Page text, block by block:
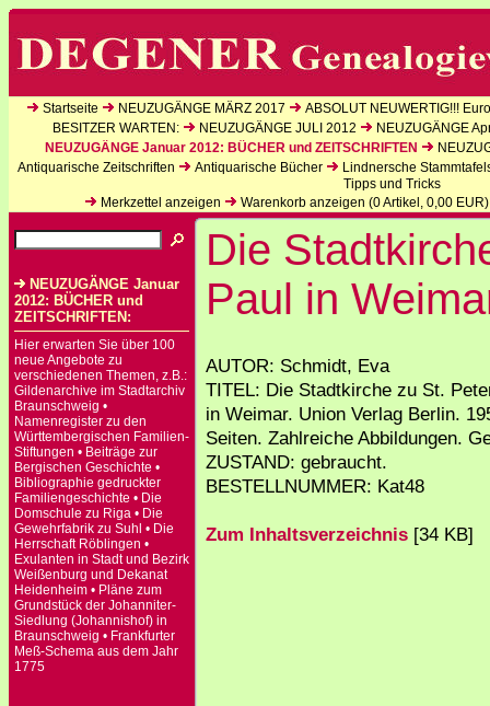
Startseite NEUZUGÄNGE MÄRZ 2017
ABSOLUT NEUWERTIG!!!
BESITZER WARTEN:
NEUZUGÄNGE JULI 2012
NEUZUGÄNGE
NEUZUGÄNGE Januar 2012: BÜCHER und ZEITSCHRIFTEN
Antiquarische Zeitschriften
Antiquarische Bücher
Lindnersche
Tipps und Tricks
Merkzettel anzeigen
Warenkorb anzeigen (0Artikel, 0,00 EUR)
NEUZUGÄNGE Januar
2012: BÜCHER und
ZEITSCHRIFTEN:
Hier erwarten Sie über 100
neue Angebote zu
verschiedenen Themen, z.B.:
Gildenarchive im Stadtarchiv
Braunschweig •
Namenregister zu den
Württembergischen Familien-
Stiftungen • Beiträge zur
Bergischen Geschichte •
Bibliographie gedruckter
Familiengeschichte • Die
Domschule zu Riga • Die
Gewehrfabrik zu Suhl • Die
Herrschaft Röblingen •
Exulanten in Stadt und Bezirk
Weißenburg und Dekanat
Heidenheim • Pläne zum
Grundstück der Johanniter-
Siedlung (Johannishof) in
Braunschweig • Frankfurter
Meß-Schema aus dem Jahr
1775
Die
Paul in
AUTOR: Schmidt, Eva
TITEL: Die Stadtkirche zu St.
in Weimar. Union Verlag Berlin.
Seiten. Zahlreiche Abbildungen.
ZUSTAND: gebraucht.
BESTELLNUMMER: Kat48
Zum Inhaltsverzeichnis [34 KB]